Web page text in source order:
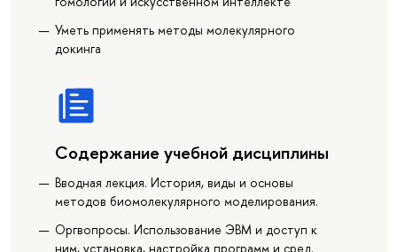
Уметь применять методы молекулярного
докинга
Содержание учебной дисциплины
Вводная лекция. История, виды и основы
методов биомолекулярного моделирования.
Оргвопросы. Использование ЭВМ и доступ к
ним, установка, настройка программ и сред.